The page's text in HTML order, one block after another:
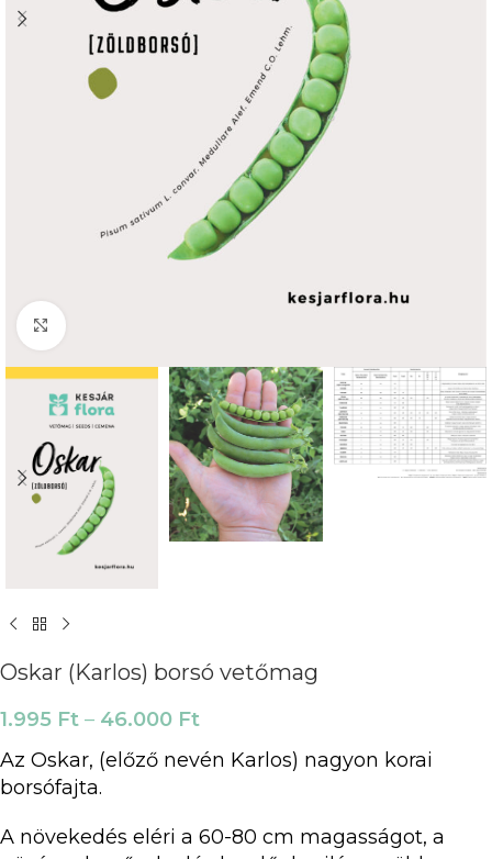
Click to enlarge
Oskar (Karlos) borsó vetőmag
1.995 Ft – 46.000 Ft
Az Oskar, (előző nevén Karlos) nagyon korai
borsófajta.
A növekedés eléri a 60-80 cm magasságot, a